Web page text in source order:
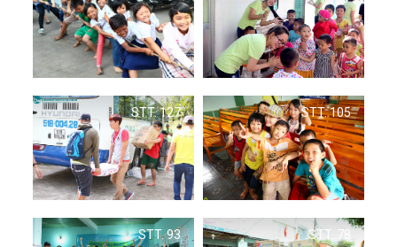
STT. 127 STT. 105
STT. 93 STT. 78